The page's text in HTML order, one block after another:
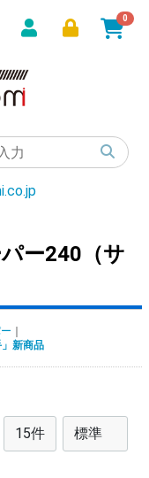
0
ー240（サ
新商品